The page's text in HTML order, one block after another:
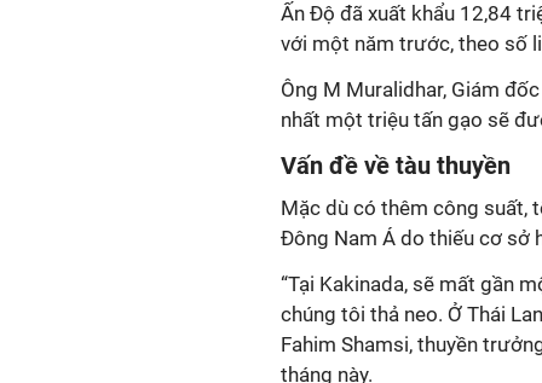
Ấn Độ đã xuất khẩu 12,84
với một năm trước, theo số
Ông M Muralidhar, Giám
nhất một triệu tấn gạo sẽ
Vấn đề về tàu thuyền
Mặc dù có thêm công suất,
Đông Nam Á do thiếu cơ sở
“Tại Kakinada, sẽ mất gần
chúng tôi thả neo. Ở Thái
Fahim Shamsi, thuyền
tháng này.